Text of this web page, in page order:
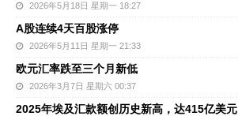
2026年5月18日 星期一 18:27
A股连续4天百股涨停
2026年5月11日 星期一 21:33
欧元汇率跌至三个月新低
2026年3月7日 星期六 00:37
2025年埃及汇款额创历史新高，达415亿美元